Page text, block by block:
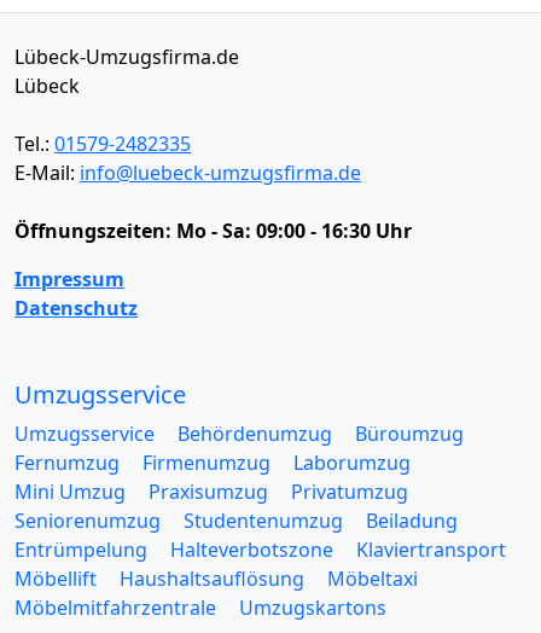
Lübeck-Umzugsfirma.de
Lübeck
Tel.: 01579-2482335
E-Mail: info@luebeck-umzugsfirma.de
Öffnungszeiten: Mo - Sa: 09:00 - 16:30 Uhr
Impressum
Datenschutz
Umzugsservice
Umzugsservice Behördenumzug
Büroumzug
Fernumzug
Firmenumzug
Laborumzug
Mini Umzug
Praxisumzug
Privatumzug
Seniorenumzug
Studentenumzug
Beiladung
Entrümpelung
Halteverbotszone
Klaviertransport
Möbellift
Haushaltsauflösung
Möbeltaxi
Möbelmitfahrzentrale
Umzugskartons